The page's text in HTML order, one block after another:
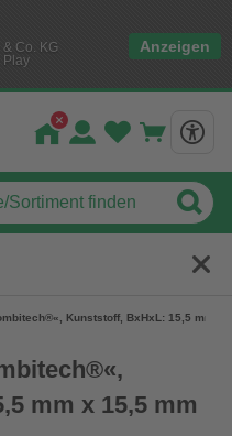
Co. KG
Play
Anzeigen
Kunststoff, BxHxL: 15,5 mm x
mm x 15,5 mm